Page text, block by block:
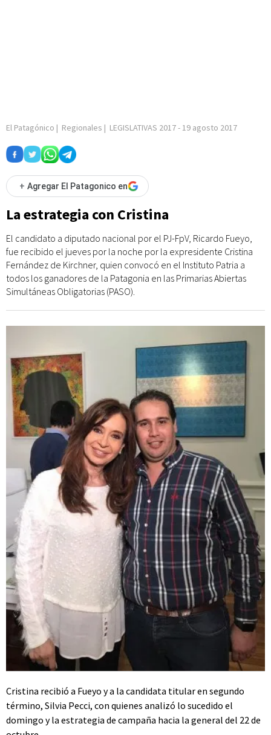
El Patagónico | Regionales | LEGISLATIVAS 2017- 19 agosto 2017
+ Agregar El Patagonico en
La estrategia con Cristina
El candidato a diputado nacional por el PJ-FpV, Ricardo Fueyo,
fue recibido el jueves por la noche por la expresidente Cristina
Fernández de Kirchner, quien convocó en el Instituto Patria a
todos los ganadores de la Patagonia en las Primarias Abiertas
Simultáneas Obligatorias (PASO).
Cristina recibió a Fueyo y a la candidata titular en segundo
término, Silvia Pecci, con quienes analizó lo sucedido el
domingo y la estrategia de campaña hacia la general del 22 de